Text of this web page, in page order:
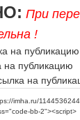
При
!
на публикацию
на публикацию
на